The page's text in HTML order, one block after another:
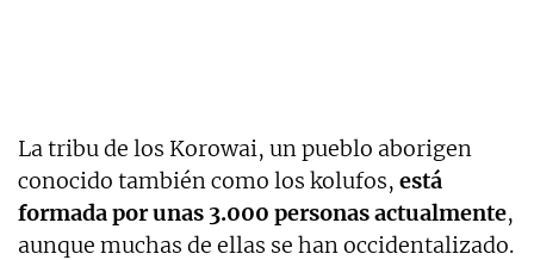
La tribu de los Korowai, un pueblo aborigen
conocido también como los kolufos, está
formada por unas 3.000 personas actualmente,
aunque muchas de ellas se han occidentalizado.